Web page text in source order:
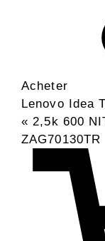
Acheter
Lenovo Idea
« 2,5k 600
ZAG70130TR